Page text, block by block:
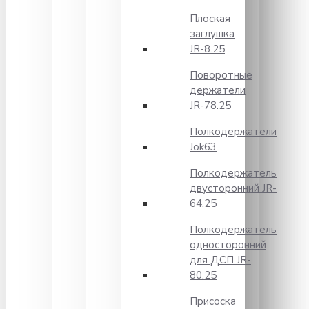
Плоская
заглушка
JR-8.25
Поворотные
держатели
JR-78.25
Полкодержатели
Jok63
Полкодержатель
двусторонний JR-
64.25
Полкодержатель
односторонний
для ДСП JR-
80.25
Присоска